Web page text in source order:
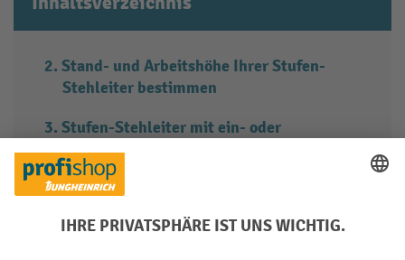
Stand- und Arbeitshöhe Ihrer Stufen-
Stehleiter bestimmen
Stufen-Stehleiter mit ein- oder
beidseitigem Aufstieg
Zubehör für Stufen-Stehleitern